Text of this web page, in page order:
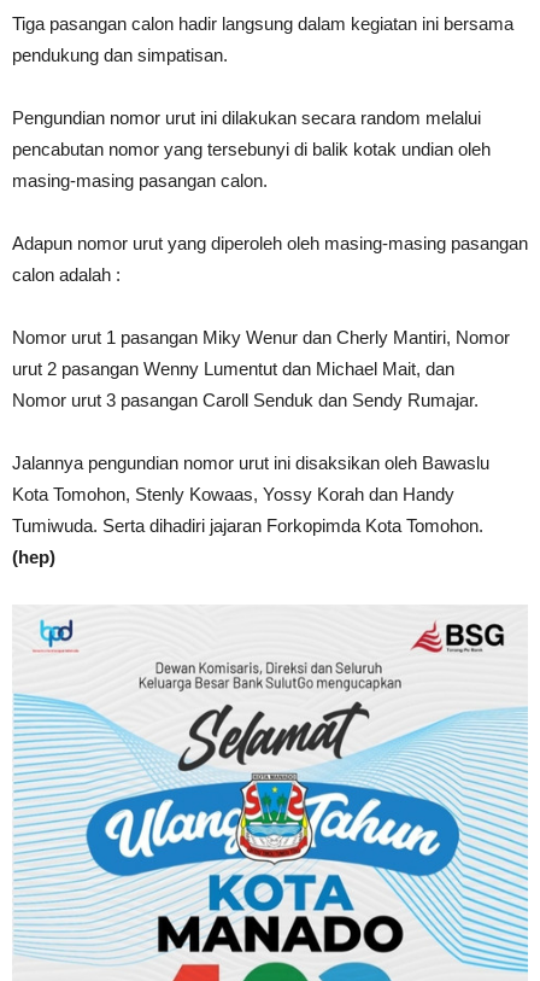
Tiga pasangan calon hadir langsung dalam kegiatan ini bersama
pendukung dan simpatisan.
Pengundian nomor urut ini dilakukan secara random melalui
pencabutan nomor yang tersebunyi di balik kotak undian oleh
masing-masing pasangan calon.
Adapun nomor urut yang diperoleh oleh masing-masing pasangan
calon adalah :
Nomor urut 1 pasangan Miky Wenur dan Cherly Mantiri, Nomor
urut 2 pasangan Wenny Lumentut dan Michael Mait, dan
Nomor urut 3 pasangan Caroll Senduk dan Sendy Rumajar.
Jalannya pengundian nomor urut ini disaksikan oleh Bawaslu
Kota Tomohon, Stenly Kowaas, Yossy Korah dan Handy
Tumiwuda. Serta dihadiri jajaran Forkopimda Kota Tomohon.
(hep)